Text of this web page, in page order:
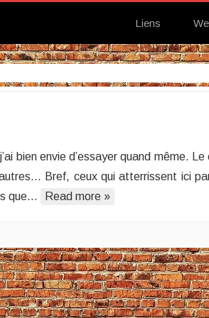
Liens
bien envie d’essayer quand même. Le
Bref, ceux qui atterrissent ici
que…
Read more »